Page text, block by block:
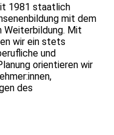
1981 staatlich
mit dem
Weiterbildung. Mit
wir ein stets
und
orientieren wir
des